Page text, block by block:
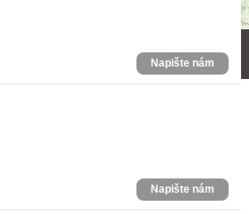
Napište nám
Napište nám